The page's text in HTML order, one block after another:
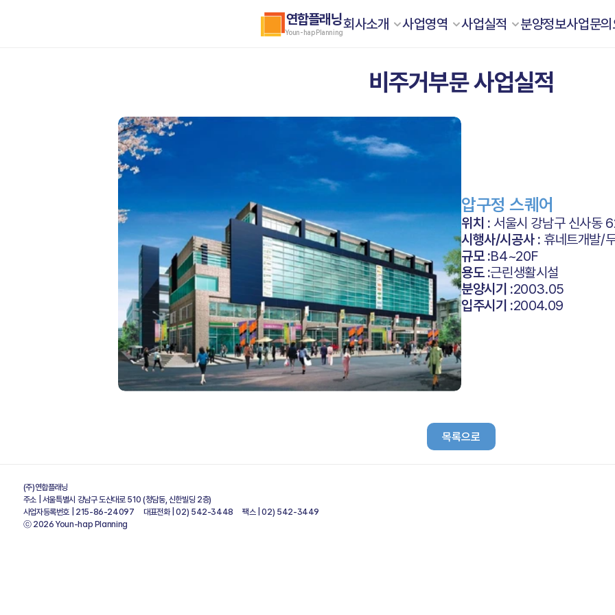
연합플래닝
Youn-hap Planning회사소개 사업영역 사업실적 분양정보사업문의
비주거부문 사업실적
압구정 스퀘어
위치 : 서울시 강남구 신사동
시행사/시공사 : 휴네트개발/
규모 :B4~20F
용도 :근린생활시설
분양시기 :2003.05
입주시기 :2004.09
목록으로
(주)연합플래닝
주소 | 서울특별시 강남구 도산대로 510 (청담동, 신한빌딩 2층)
사업자등록번호 | 215-86-24097     대표전화 | 02) 542-3448     팩스 | 02) 542-3449
ⓒ 2026 Youn-hap Planning